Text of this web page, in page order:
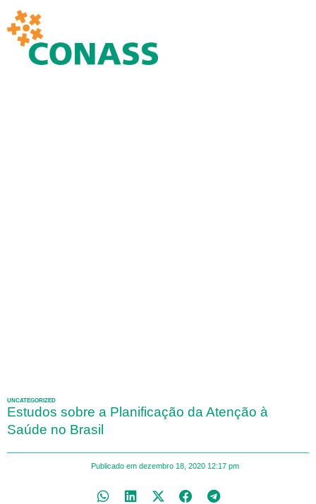
UNCATEGORIZED
Estudos sobre a Planificação da Atenção à
Saúde no Brasil
Publicado em dezembro 18, 2020 12:17 pm